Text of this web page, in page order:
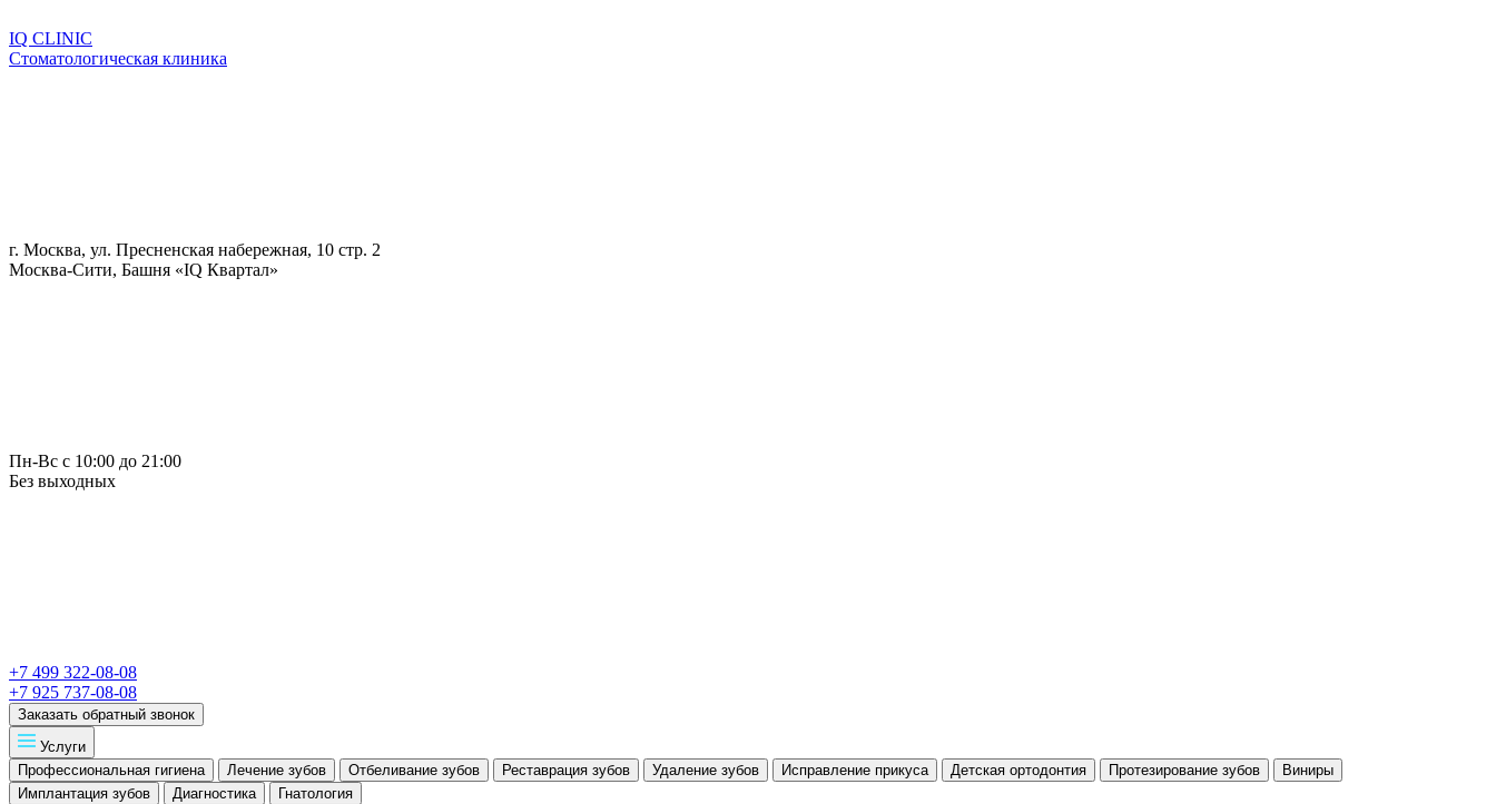
IQ CLINIC
Стоматологическая клиника
г. Москва, ул. Пресненская набережная, 10 стр. 2
Москва-Сити, Башня «IQ Квартал»
Пн-Вс с 10:00 до 21:00
Без выходных
+7 499 322-08-08
+7 925 737-08-08
Заказать обратный звонок
Услуги
Профессиональная гигиена
Лечение зубов Отбеливание зубов Реставрация зубов Удаление зубов Исправление прикуса Детская ортодонтия Протезирование зубов
Виниры
Имплантация зубов
Диагностика Гнатология